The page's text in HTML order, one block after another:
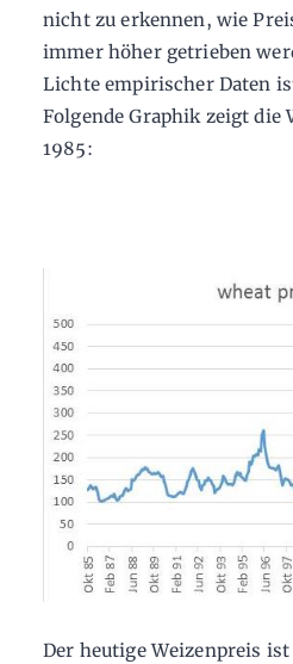
nicht zu erkennen, wie
immer höher getrieben
Lichte empirischer Daten
Folgende Graphik zeigt die
1985:
Der heutige Weizenpreis